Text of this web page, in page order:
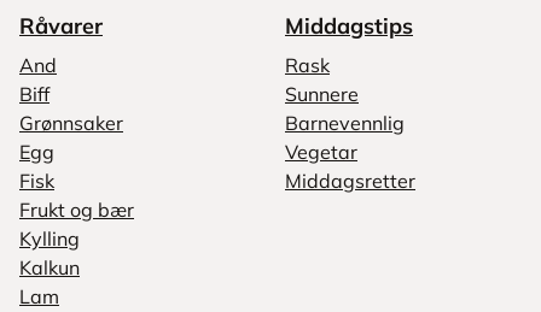
Råvarer
And
Biff
Grønnsaker
Egg
Fisk
Frukt og bær
Kylling
Kalkun
Lam
Middagstips
Rask
Sunnere
Barnevennlig
Vegetar
Middagsretter